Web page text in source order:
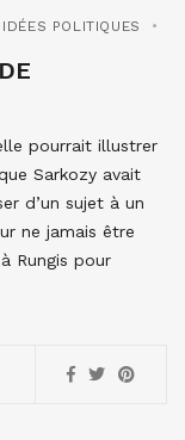
POLITIQUES
pourrait illustrer
Sarkozy avait
d’un sujet à un
ne jamais être
Rungis pour